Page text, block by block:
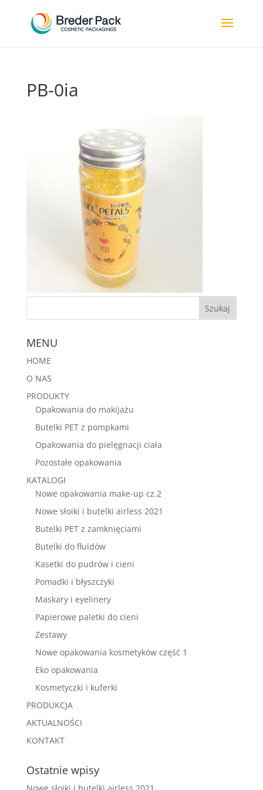
PB-0ia
MENU
HOME
O NAS
PRODUKTY
Opakowania do makijażu
Butelki PET z pompkami
Opakowania do pielęgnacji ciała
Pozostałe opakowania
KATALOGI
Nowe opakowania make-up cz.2
Nowe słoiki i butelki airless 2021
Butelki PET z zamknięciami
Butelki do fluidów
Kasetki do pudrów i cieni
Pomadki i błyszczyki
Maskary i eyelinery
Papierowe paletki do cieni
Zestawy
Nowe opakowania kosmetyków część 1
Eko opakowania
Kosmetyczki i kuferki
PRODUKCJA
AKTUALNOŚCI
KONTAKT
Ostatnie wpisy